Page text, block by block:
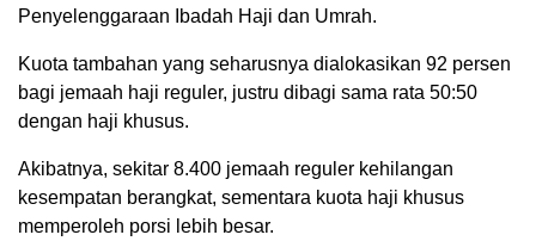
Penyelenggaraan Ibadah Haji dan Umrah.
Kuota tambahan yang seharusnya dialokasikan 92 persen
bagi jemaah haji reguler, justru dibagi sama rata 50:50
dengan haji khusus.
Akibatnya, sekitar 8.400 jemaah reguler kehilangan
kesempatan berangkat, sementara kuota haji khusus
memperoleh porsi lebih besar.